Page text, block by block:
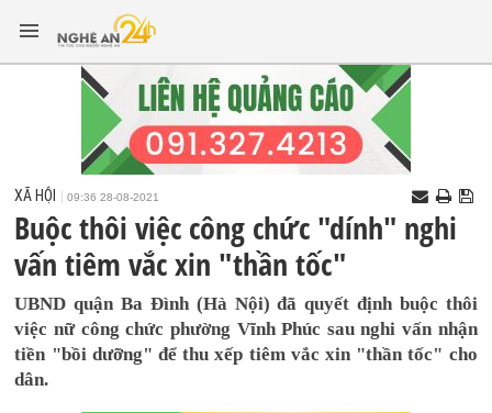
XÃ HỘI 09:36 28-08-2021
Buộc thôi việc công chức "dính" nghi
vấn tiêm vắc xin "thần tốc"
UBND quận Ba Đình (Hà Nội) đã quyết định buộc thôi
việc nữ công chức phường Vĩnh Phúc sau nghi vấn nhận
tiền "bồi dưỡng" để thu xếp tiêm vắc xin "thần tốc" cho
dân.